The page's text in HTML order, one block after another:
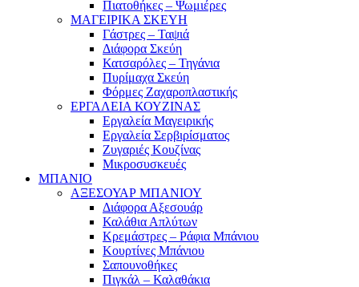
Πιατοθήκες – Ψωμιέρες
ΜΑΓΕΙΡΙΚΑ ΣΚΕΥΗ
Γάστρες – Ταψιά
Διάφορα Σκεύη
Κατσαρόλες – Τηγάνια
Πυρίμαχα Σκεύη
Φόρμες Ζαχαροπλαστικής
ΕΡΓΑΛΕΙΑ ΚΟΥΖΙΝΑΣ
Εργαλεία Μαγειρικής
Εργαλεία Σερβιρίσματος
Ζυγαριές Κουζίνας
Μικροσυσκευές
ΜΠΑΝΙΟ
ΑΞΕΣΟΥΑΡ ΜΠΑΝΙΟΥ
Διάφορα Αξεσουάρ
Καλάθια Απλύτων
Κρεμάστρες – Ράφια Μπάνιου
Κουρτίνες Μπάνιου
Σαπουνοθήκες
Πιγκάλ – Καλαθάκια